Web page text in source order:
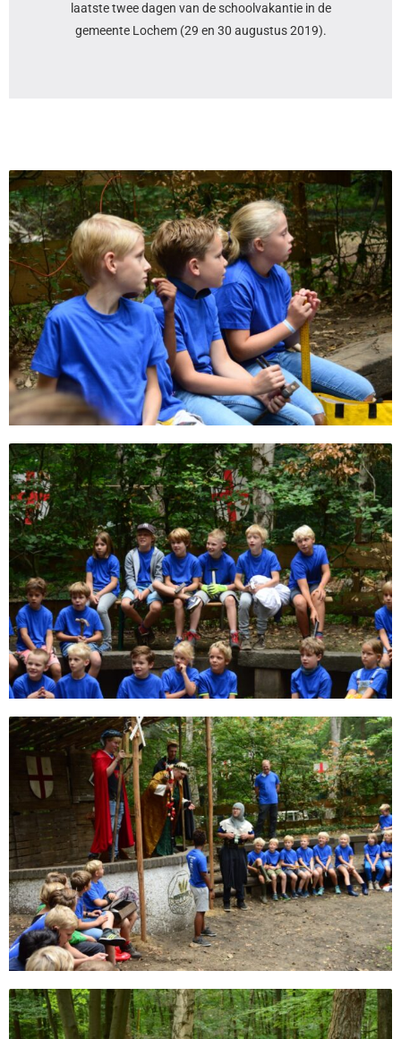
laatste twee dagen van de schoolvakantie in de
gemeente Lochem (29 en 30 augustus 2019).